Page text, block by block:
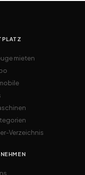
mieten
Verzeichnis